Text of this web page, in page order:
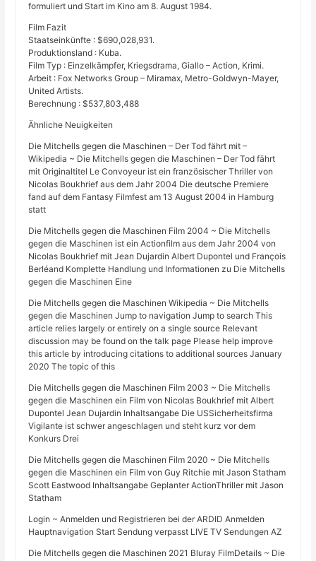
formuliert und Start im Kino am 8. August 1984.
Film Fazit
Staatseinkünfte : $690,028,931.
Produktionsland : Kuba.
Film Typ : Einzelkämpfer, Kriegsdrama, Giallo – Action, Krimi.
Arbeit : Fox Networks Group – Miramax, Metro-Goldwyn-Mayer,
United Artists.
Berechnung : $537,803,488
Ähnliche Neuigkeiten
Die Mitchells gegen die Maschinen – Der Tod fährt mit –
Wikipedia ~ Die Mitchells gegen die Maschinen – Der Tod fährt
mit Originaltitel Le Convoyeur ist ein französischer Thriller von
Nicolas Boukhrief aus dem Jahr 2004 Die deutsche Premiere
fand auf dem Fantasy Filmfest am 13 August 2004 in Hamburg
statt
Die Mitchells gegen die Maschinen Film 2004 ~ Die Mitchells
gegen die Maschinen ist ein Actionfilm aus dem Jahr 2004 von
Nicolas Boukhrief mit Jean Dujardin Albert Dupontel und François
Berléand Komplette Handlung und Informationen zu Die Mitchells
gegen die Maschinen Eine
Die Mitchells gegen die Maschinen Wikipedia ~ Die Mitchells
gegen die Maschinen Jump to navigation Jump to search This
article relies largely or entirely on a single source Relevant
discussion may be found on the talk page Please help improve
this article by introducing citations to additional sources January
2020 The topic of this
Die Mitchells gegen die Maschinen Film 2003 ~ Die Mitchells
gegen die Maschinen ein Film von Nicolas Boukhrief mit Albert
Dupontel Jean Dujardin Inhaltsangabe Die USSicherheitsfirma
Vigilante ist schwer angeschlagen und steht kurz vor dem
Konkurs Drei
Die Mitchells gegen die Maschinen Film 2020 ~ Die Mitchells
gegen die Maschinen ein Film von Guy Ritchie mit Jason Statham
Scott Eastwood Inhaltsangabe Geplanter ActionThriller mit Jason
Statham
Login ~ Anmelden und Registrieren bei der ARDID Anmelden
Hauptnavigation Start Sendung verpasst LIVE TV Sendungen AZ
Die Mitchells gegen die Maschinen 2021 Bluray FilmDetails ~ Die